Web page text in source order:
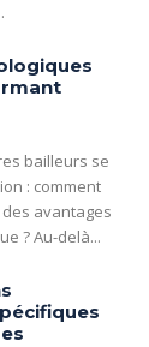
bailleurs se
: comment
avantages
? Au-delà...